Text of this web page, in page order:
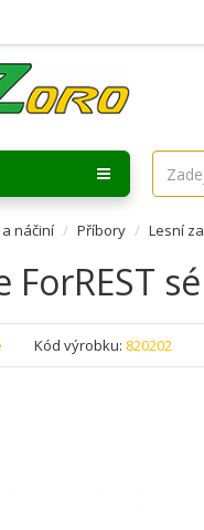
náčiní Příbory Lesní
ForREST
Kód výrobku: 820202